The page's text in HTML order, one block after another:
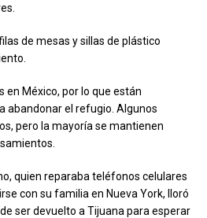
de mesas y sillas de plástico
en México, por lo que están
abandonar el refugio. Algunos
pero la mayoría se mantienen
quien reparaba teléfonos celulares
con su familia en Nueva York, lloró
ser devuelto a Tijuana para esperar